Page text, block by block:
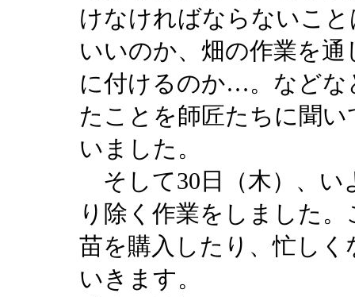
けなければならないこ
いいのか、畑の作業を
に付けるのか…。などな
たことを師匠たちに聞
いました。
そして30日（木）、い
り除く作業をしました
苗を購入したり、忙し
いきます。